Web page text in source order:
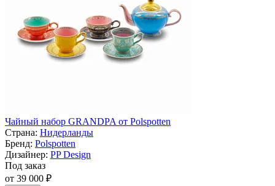
Чайный набор GRANDPA от Polspotten
Страна: Нидерланды
Бренд: Polspotten
Дизайнер: PP Design
Под заказ
от 39 000 ₽